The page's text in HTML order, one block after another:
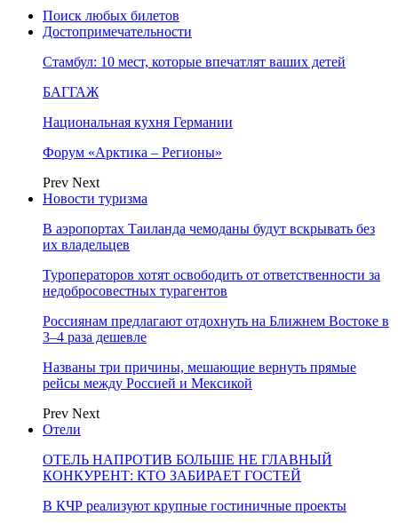
Поиск любых билетов
Достопримечательности
Стамбул: 10 мест, которые впечатлят ваших детей
БАГГАЖ
Национальная кухня Германии
Форум «Арктика – Регионы»
Prev Next
Новости туризма
В аэропортах Таиланда чемоданы будут вскрывать без
их владельцев
Туроператоров хотят освободить от ответственности за
недобросовестных турагентов
Россиянам предлагают отдохнуть на Ближнем Востоке в
3–4 раза дешевле
Названы три причины, мешающие вернуть прямые
рейсы между Россией и Мексикой
Prev Next
Отели
ОТЕЛЬ НАПРОТИВ БОЛЬШЕ НЕ ГЛАВНЫЙ
КОНКУРЕНТ: КТО ЗАБИРАЕТ ГОСТЕЙ
В КЧР реализуют крупные гостиничные проекты